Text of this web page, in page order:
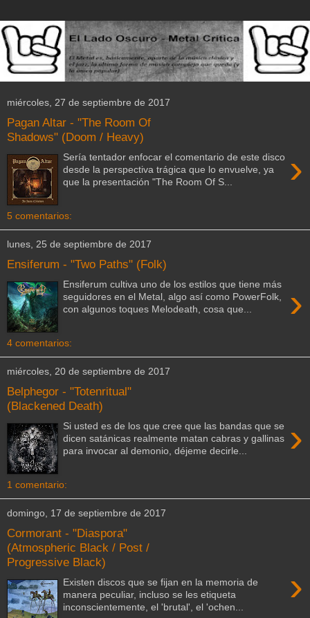
miércoles, 27 de septiembre de 2017
Pagan Altar - "The Room Of
Shadows" (Doom / Heavy)
›
Sería tentador enfocar el comentario de este disco
desde la perspectiva trágica que lo envuelve, ya
que la presentación "The Room Of S...
5 comentarios:
lunes, 25 de septiembre de 2017
Ensiferum - "Two Paths" (Folk)
›
Ensiferum cultiva uno de los estilos que tiene más
seguidores en el Metal, algo así como PowerFolk,
con algunos toques Melodeath, cosa que...
4 comentarios:
miércoles, 20 de septiembre de 2017
Belphegor - "Totenritual"
(Blackened Death)
›
Si usted es de los que cree que las bandas que se
dicen satánicas realmente matan cabras y gallinas
para invocar al demonio, déjeme decirle...
1 comentario:
domingo, 17 de septiembre de 2017
Cormorant - "Diaspora"
(Atmospheric Black / Post /
Progressive Black)
›
Existen discos que se fijan en la memoria de
manera peculiar, incluso se les etiqueta
inconscientemente, el 'brutal', el 'ochen...